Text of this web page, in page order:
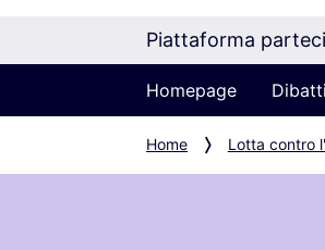
Piattaforma
Homepage
Home Lotta contro